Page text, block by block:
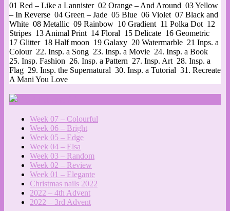
01 Red – Like a Lannister 02 Orange – And Around 03 Yellow
– In Reverse 04 Green – Jade 05 Blue 06 Violet 07 Black and
White 08 Metallic 09 Rainbow 10 Gradient 11 Polka Dot 12
Stripes 13 Animal Print 14 Floral 15 Delicate 16 Geometric
17 Glitter 18 Half moon 19 Galaxy 20 Watermarble 21 Inps. a
Colour 22. Insp. a Song 23. Insp. a Movie 24. Insp. a Book
25. Insp. Fashion 26. Insp. a Pattern 27. Insp. Art 28. Insp. a
Flag 29. Insp. the Supernatural 30. Insp. a Tutorial 31. Recreate
A Mani You Love
Week 07 – Colourful
Week 06 – Bright
Week 05 – Edge
Week 04 – Elsa
Week 03 – Random
Week 02 – Review
Week 01 – Elegante
Christmas nails 2022
2022 – 4th Advent
2022 – 3rd Advent